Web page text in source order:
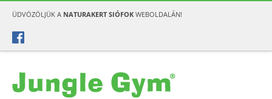
ÜDVÖZÖLJÜK A NATURAKERT SIÓFOK WEBOLDALÁN!
Játszóházak